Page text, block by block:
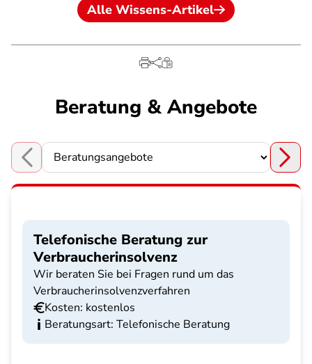
Alle Wissens-Artikel
Beratung & Angebote
Choose a section
Telefonische Beratung zur
Verbraucherinsolvenz
Wir beraten Sie bei Fragen rund um das
Verbraucherinsolvenzverfahren
Kosten: kostenlos
Beratungsart: Telefonische Beratung